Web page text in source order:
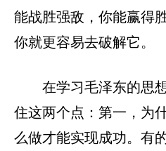
能战胜强敌，你能赢得
你就更容易去破解它。
在学习毛泽东的思
住这两个点：第一，为
么做才能实现成功。有